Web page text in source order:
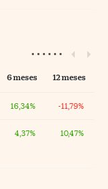
6 meses 12 meses
16,34% -11,79%
4,37% 10,47%